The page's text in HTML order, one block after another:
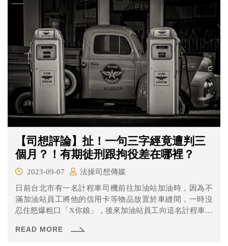
者指出，一般凶宅價格會是市價的5至7折。
【司想評論】扯！一句三字經竟遭判三
個月？！有期徒刑跟拘役差在哪裡？
2023-09-07
法操司想傳媒
日前台北市有一名計程車司機前往加油站加油時，因為不
滿加油站員工將他的信用卡等物品放置於車縫間，一時沒
忍住怒爆粗口「X你娘」，後來加油站員工向這名計程車司
月，可易科罰金9萬元。這名計程車司機出庭時因為認為法
READ MORE